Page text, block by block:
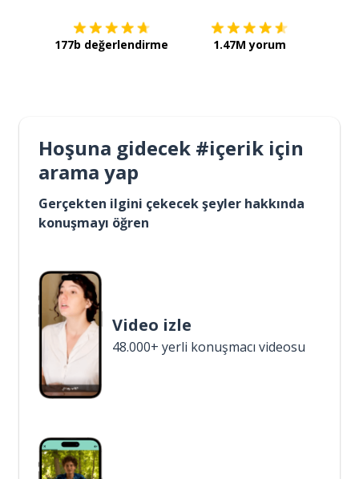
177b değerlendirme 1.47M yorum
Hoşuna gidecek #içerik için
arama yap
Gerçekten ilgini çekecek şeyler hakkında
konuşmayı öğren
Video izle
48.000+ yerli konuşmacı videosu